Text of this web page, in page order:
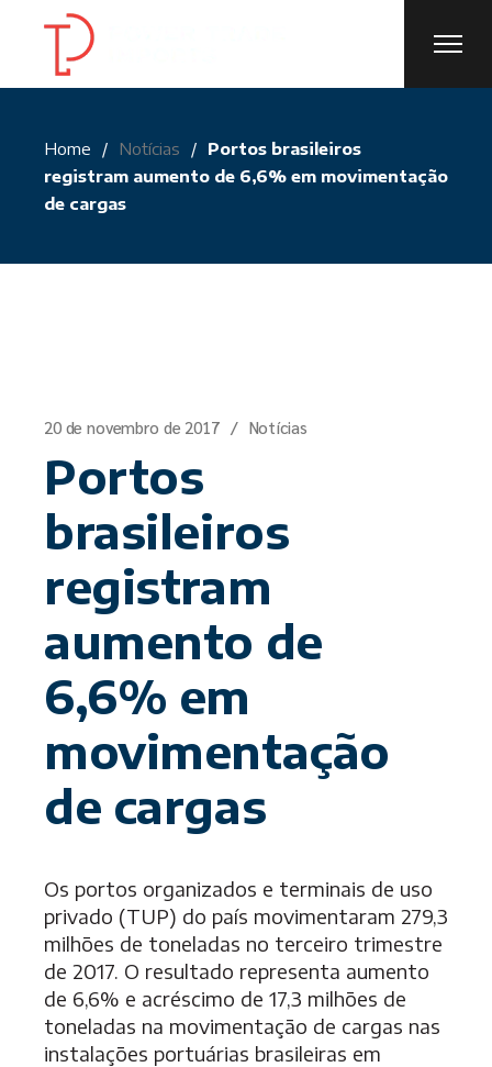
content
Home Notícias
Portos brasileiros
registram aumento de 6,6% em movimentação
de cargas
20 de novembro de 2017 Notícias
Portos
brasileiros
registram
aumento de
6,6% em
movimentação
de cargas
Os portos organizados e terminais de uso
privado (TUP) do país movimentaram 279,3
milhões de toneladas no terceiro trimestre
de 2017. O resultado representa aumento
de 6,6% e acréscimo de 17,3 milhões de
toneladas na movimentação de cargas nas
instalações portuárias brasileiras em